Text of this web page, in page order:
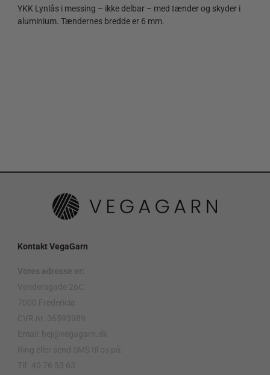
YKK Lynlås i messing – ikke delbar – med tænder og skyder i
aluminium. Tændernes bredde er 6 mm.
Kontakt VegaGarn
Vores adresse er:
Vendersgade 26C
7000 Fredericia
CVR nr. 36593989
Email: hej@vegagarn.dk
Ring eller send SMS til os på:
Tlf. 40 76 53 63